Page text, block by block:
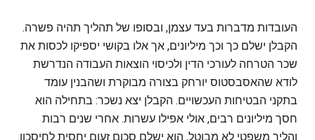
העובדות מדברות בעד עצמן, ובסופו של תהליך תהיה פשרה.
הקבלן ישלם כך וכך מיליונים, אך אלו בקושי יספיקו לכסות את
שכר הטרחה לעורכי הדין ולכיסוי הוצאות העבודה הנדרשת
לודא שהאסבסטוס יורחק בצורה מבוקרת ושהבנין עומד
בתקני הבטיחות העכשויים. הקבלן יצא נשכר: בתחילה הוא
חסך מיליונים רבים, אולי אפילו עשרות. אחרי שנים רבות
והליך משפטי לא מבוטל, הוא ישלם סכום זעום יחסית לחיסכון.